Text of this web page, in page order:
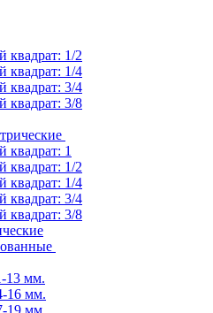
квадрат: 1/2
квадрат: 1/4
квадрат: 3/4
квадрат: 3/8
квадрат: 1
квадрат: 1/2
квадрат: 1/4
квадрат: 3/4
квадрат: 3/8
13 мм.
16 мм.
19 мм.